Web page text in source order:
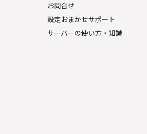
お問合せ
設定おまかせサポート
サーバーの使い方・知識